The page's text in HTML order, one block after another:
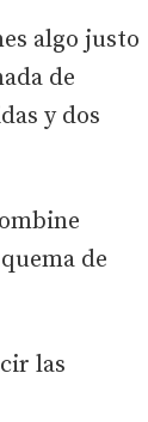
algo justo
de
y dos
de
las